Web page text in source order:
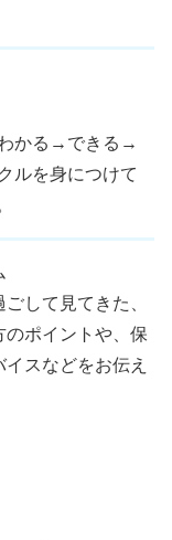
かる→できる→
ルを身につけて
して見てきた、
のポイントや、保
スなどをお伝え